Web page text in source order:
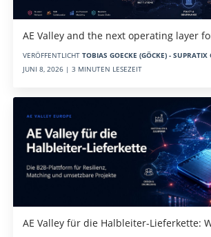
AE Valley and the next operating layer
VERÖFFENTLICHT TOBIAS GOECKE (GÖCKE) - SUPRATIX
JUNI 8, 2026 | 3 MINUTEN LESEZEIT
AE Valley für die Halbleiter-Lieferkette: